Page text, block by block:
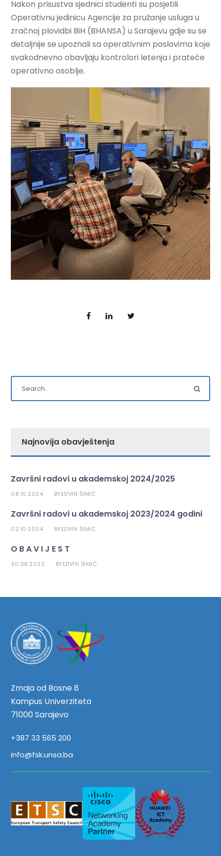
Nakon prisustva sjednici studenti su posjetili
Operativnu jedinicu Agencije za pružanje usluga u
zračnoj plovidbi BiH (BHANSA) u Sarajevu gdje su se
detaljnije se upoznali sa operativnim poslovima koje
svakodnevno obavljaju kontrolori letenja i prateće
operativno osoblje.
Najnovija obavještenja
Završni radovi u akademskoj 2024/2025
08.10.2024. BYEDVIN ŠIMIĆ
Završni radovi u akademskoj 2023/2024 godini
02.10.2024. BYEDVIN ŠIMIĆ
O B A V I J E S T
30.08.2023. BYEDVIN ŠIMIĆ
Zmaja od Bosne 8
Kampus Univerziteta
71000 Sarajevo
+387 33 565 200
info@fsk.unsa.ba